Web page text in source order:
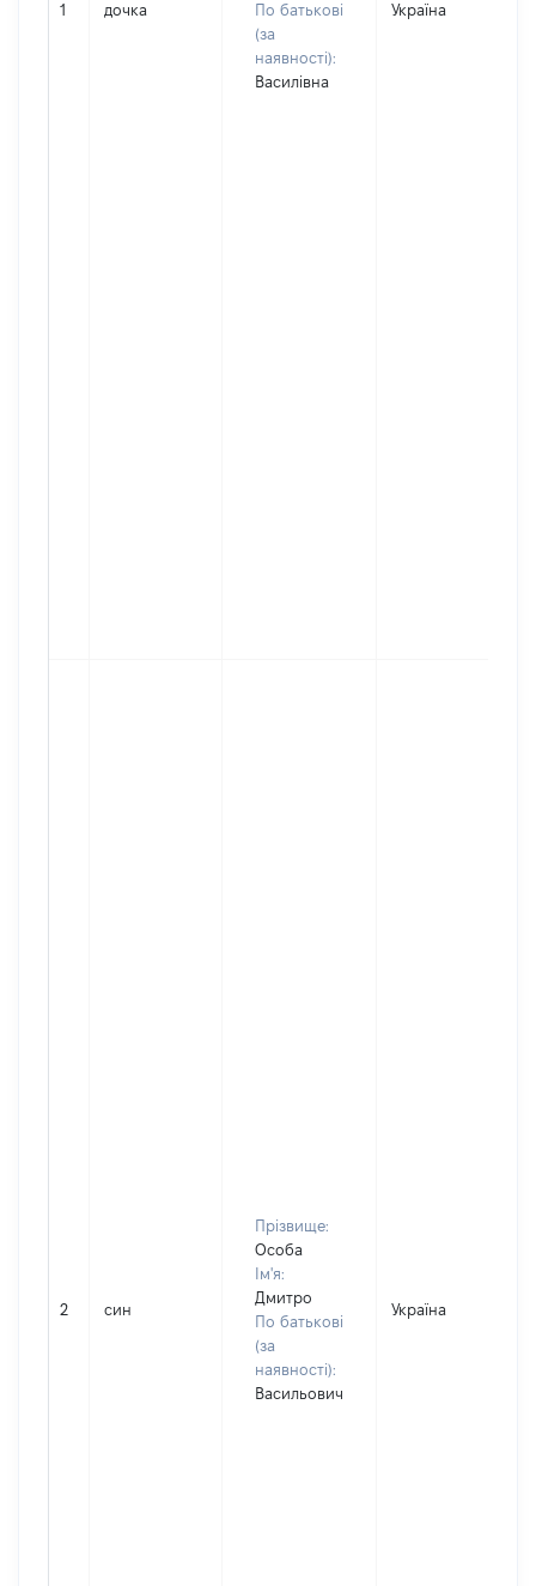
1 дочка
По батькові
(за
наявності):
Василівна
Україна
2 син
Прізвище:
Особа
Ім'я:
Дмитро
По батькові
(за
наявності):
Васильович
Україна